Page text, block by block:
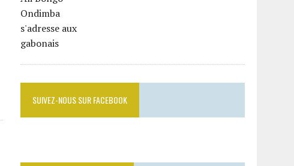
SUIVEZ-NOUS SUR FACEBOOK